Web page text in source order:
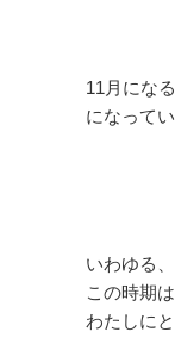
11月にな
になって
いわゆる
この時期
わたしに